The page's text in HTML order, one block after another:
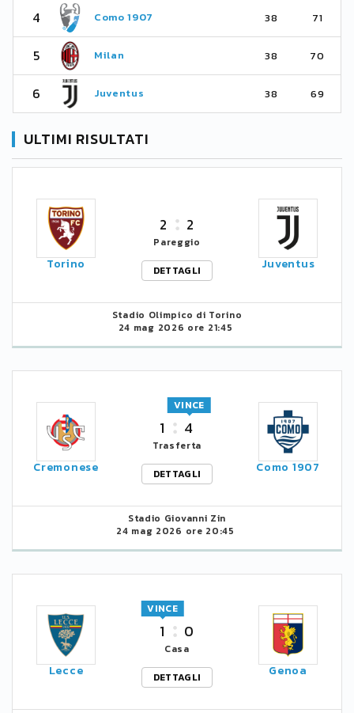
4 Como 1907 38 71
5 Milan 38 70
6 Juventus 38 69
ULTIMI RISULTATI
Torino
2 2
Pareggio
DETTAGLI
Juventus
Stadio Olimpico di Torino
24 mag 2026 ore 21:45
Cremonese
1 4
VINCE
Trasferta
DETTAGLI
Como 1907
Stadio Giovanni Zin
24 mag 2026 ore 20:45
Lecce
1
VINCE
0
Casa
DETTAGLI
Genoa